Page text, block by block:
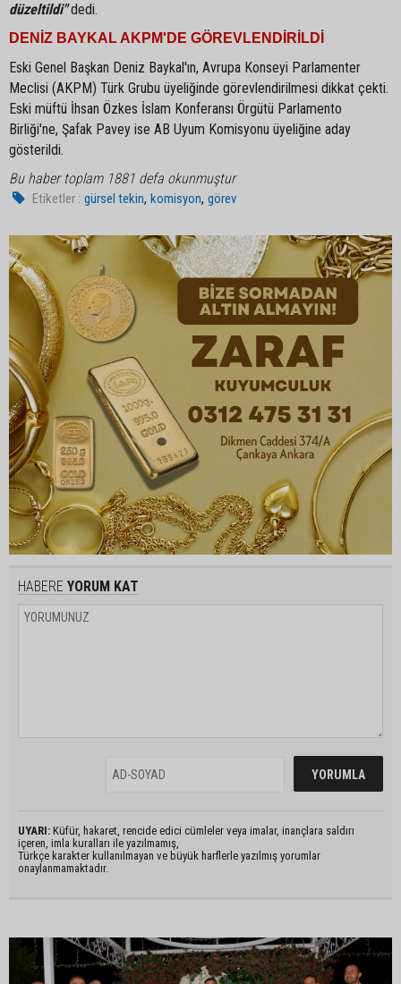
düzeltildi"dedi.
DENİZ BAYKAL AKPM'DE GÖREVLENDİRİLDİ
Eski Genel Başkan Deniz Baykal'ın, Avrupa Konseyi Parlamenter
Meclisi (AKPM) Türk Grubu üyeliğinde görevlendirilmesi dikkat çekti.
Eski müftü İhsan Özkes İslam Konferansı Örgütü Parlamento
Birliği'ne, Şafak Pavey ise AB Uyum Komisyonu üyeliğine aday
gösterildi.
Bu haber toplam 1881 defa okunmuştur
Etiketler : gürsel tekin,komisyon,görev
HABERE YORUM KAT
UYARI: Küfür, hakaret, rencide edici cümleler veya imalar, inançlara saldırı
içeren, imla kuralları ile yazılmamış,
Türkçe karakter kullanılmayan ve büyük harflerle yazılmış yorumlar
onaylanmamaktadır.